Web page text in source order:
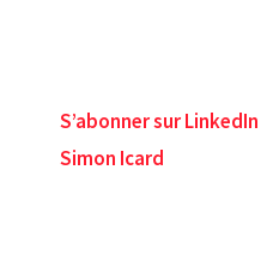
S’abonner sur LinkedIn
Simon Icard